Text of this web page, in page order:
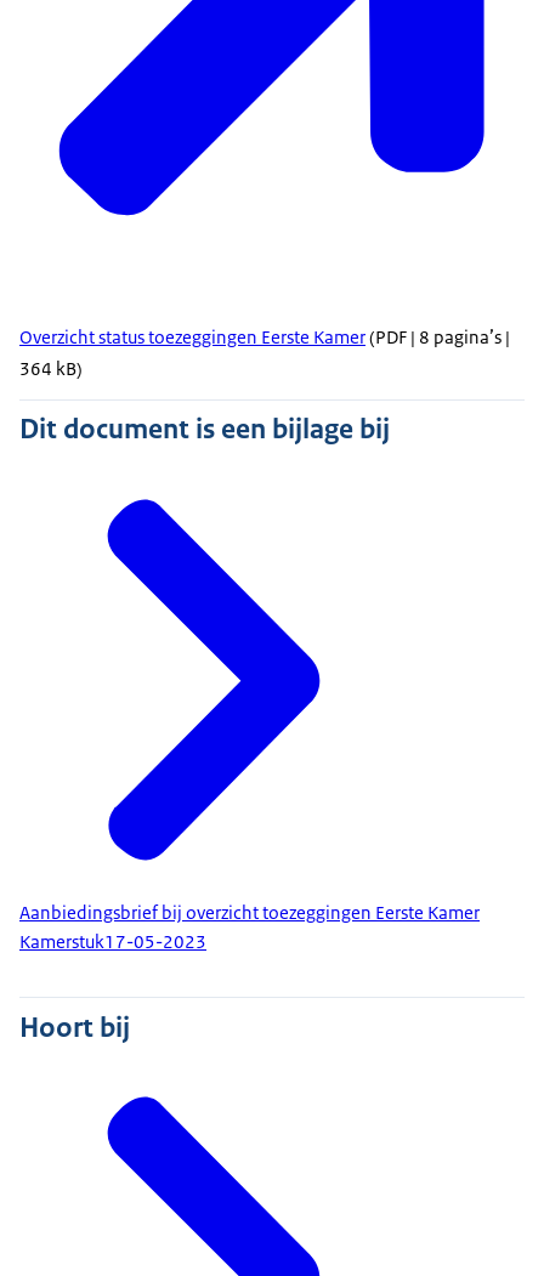
Overzicht status toezeggingen Eerste Kamer(PDF | 8 pagina’s |
364 kB)
Dit document is een bijlage bij
Aanbiedingsbrief bij overzicht toezeggingen Eerste Kamer
Kamerstuk17-05-2023
Hoort bij